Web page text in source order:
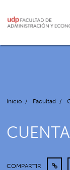
Inicio / Facultad /
COMPARTIR